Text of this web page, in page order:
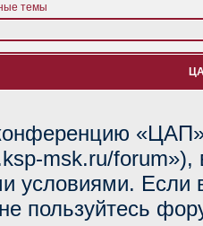
темы
msk.ru/forum»),
условиями. Если
пользуйтесь